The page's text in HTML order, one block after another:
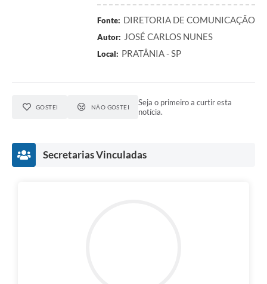
Fonte: DIRETORIA DE COMUNICAÇÃO
Autor: JOSÉ CARLOS NUNES
Local: PRATÂNIA - SP
GOSTEI NÃO GOSTEI
Seja o primeiro a curtir esta
notícia.
Secretarias Vinculadas